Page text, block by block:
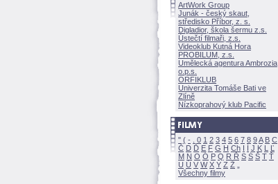
ArtWork Group
Junák - český skaut,
středisko Příbor, z. s.
Digladior, škola šermu z.s.
Ústečtí filmaři, z.s.
Videoklub Kutná Hora
PROBILUM, z.s.
Umělecká agentura Ambrozia
o.p.s.
ORFIKLUB
Univerzita Tomáše Bati ve
Zlíně
Nízkoprahový klub Pacific
" ( - 0 1 2 3 4 5 6 7 8 9A B C
Č D Ď E F G H Ch I Í J K L
Ľ
M N O Ó P Q R Ř S Ś T Ť
U Ú V W X Y Z
Všechny filmy